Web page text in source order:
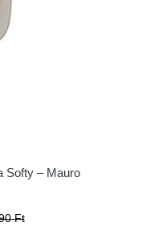
Softy – Mauro
Ft